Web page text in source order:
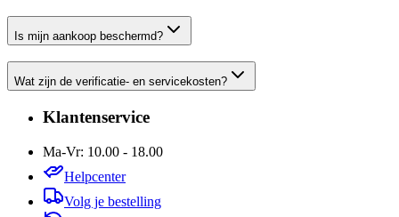
Is mijn aankoop beschermd?
Wat zijn de verificatie- en servicekosten?
Klantenservice
Ma-Vr: 10.00 - 18.00
Helpcenter
Volg je bestelling